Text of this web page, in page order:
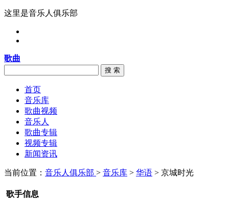
这里是音乐人俱乐部
歌曲
搜 索
首页
音乐库
歌曲视频
音乐人
歌曲专辑
视频专辑
新闻资讯
当前位置： 音乐人俱乐部 > 音乐库 > 华语 > 京城时光
歌手信息